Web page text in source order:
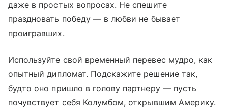
даже в простых вопросах. Не спешите
праздновать победу — в любви не бывает
проигравших.
Используйте свой временный перевес мудро, как
опытный дипломат. Подскажите решение так,
будто оно пришло в голову партнеру — пусть
почувствует себя Колумбом, открывшим Америку.